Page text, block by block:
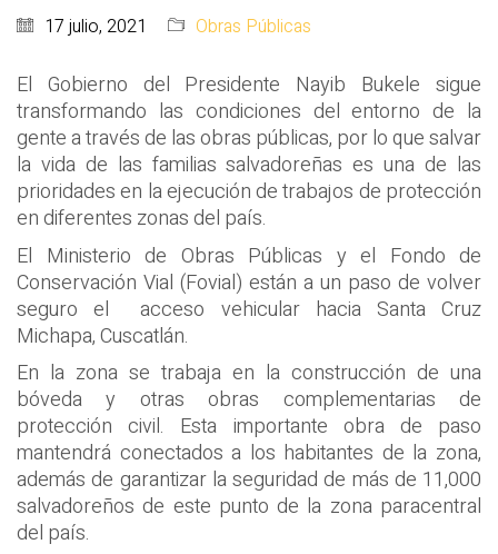
17 julio, 2021 Obras Públicas
El Gobierno del Presidente Nayib Bukele sigue
transformando las condiciones del entorno de la
gente a través de las obras públicas, por lo que salvar
la vida de las familias salvadoreñas es una de las
prioridades en la ejecución de trabajos de protección
en diferentes zonas del país.
El Ministerio de Obras Públicas y el Fondo de
Conservación Vial (Fovial) están a un paso de volver
seguro el
acceso vehicular hacia Santa Cruz
Michapa, Cuscatlán.
En la zona se trabaja en la construcción de una
bóveda y otras obras complementarias de
protección civil. Esta importante obra de paso
mantendrá conectados a los habitantes de la zona,
además de garantizar la seguridad de más de 11,000
salvadoreños de este punto de la zona paracentral
del país.